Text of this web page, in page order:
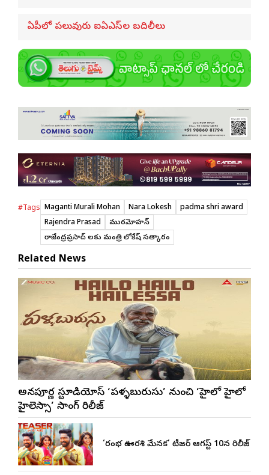
ఏపీలో పలువురు ఐఏఎస్‌ల బదిలీలు
#Tags Maganti Murali Mohan Nara Lokesh
padma shri award
Rajendra Prasad
మురళీమోహన్
రాజేంద్రప్రసాద్ లకు మంత్రి లోకేష్ సత్కారం
Related News
అన్నపూర్ణ స్టూడియోస్ ‘పళ్ళబురుసు’ నుంచి ‘హైలో హైలో
హైలెస్సా’ సాంగ్ రిలీజ్
‘రంభ ఊర్వశి మేనక’ టీజర్ ఆగస్ట్ 10న రిలీజ్